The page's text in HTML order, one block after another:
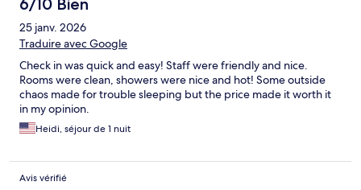
6/10 Bien
25 janv. 2026
Traduire avec Google
Check in was quick and easy! Staff were friendly and nice.
Rooms were clean, showers were nice and hot! Some outside
chaos made for trouble sleeping but the price made it worth it
in my opinion.
Heidi, séjour de 1 nuit
Avis vérifié